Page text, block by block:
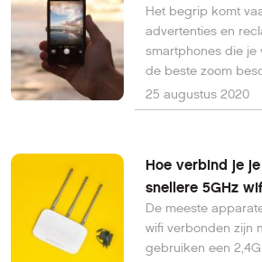
Het begrip komt
advertenties en
smartphones die je
de beste zoom
nemen. Maar wist
tussen optische en
25 augustus 2020
Hoe verbind je
snellere 5GHz
De meeste
wifi verbonden zijn
gebruiken een